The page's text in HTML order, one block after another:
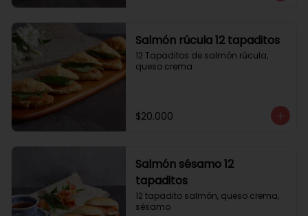
Salmón rúcula 12 tapaditos
12 Tapaditos de salmón rúcula,
queso crema.
$20.000
Salmón sésamo 12
tapaditos
12 tapadito salmón, queso crema,
sésamo